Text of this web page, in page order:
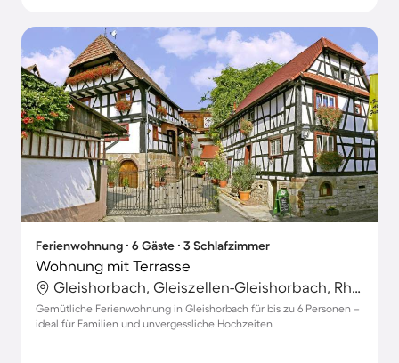
Ferienwohnung ∙ 6 Gäste ∙ 3 Schlafzimmer
Wohnung mit Terrasse
Gleishorbach, Gleiszellen-Gleishorbach, Rheinland-Pfalz
Gemütliche Ferienwohnung in Gleishorbach für bis zu 6 Personen –
ideal für Familien und unvergessliche Hochzeiten